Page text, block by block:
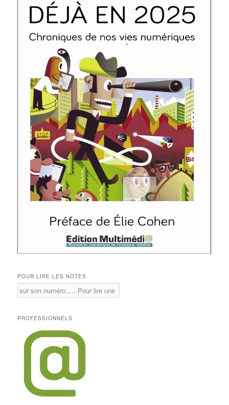
POUR LIRE LES NOTES
PROFESSIONNELS